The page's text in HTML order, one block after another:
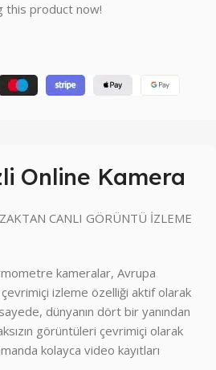
this product now!
Online Kamera
CANLI GÖRÜNTÜ İZLEME
kameralar, Avrupa
çevrimiçi izleme özelliği aktif olarak
dünyanın dört bir yanından
görüntüleri çevrimiçi olarak
kolayca video kayıtları